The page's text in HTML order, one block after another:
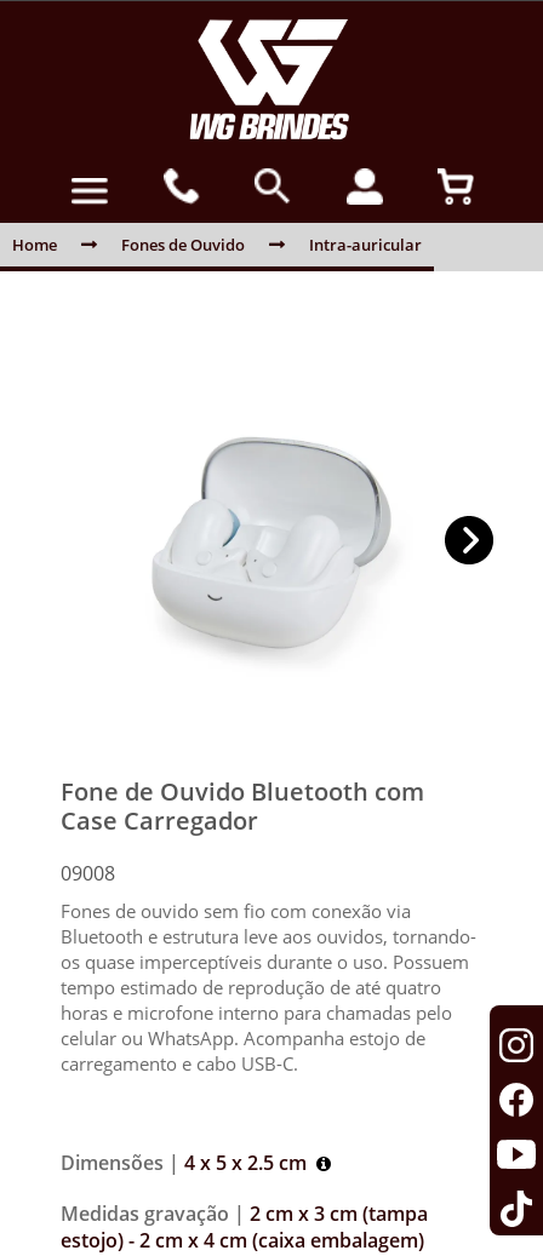
Home Fones de Ouvido Intra-auricular
Fone de Ouvido Bluetooth com
Case Carregador
09008
Fones de ouvido sem fio com conexão via
Bluetooth e estrutura leve aos ouvidos, tornando-
os quase imperceptíveis durante o uso. Possuem
tempo estimado de reprodução de até quatro
horas e microfone interno para chamadas pelo
celular ou WhatsApp. Acompanha estojo de
carregamento e cabo USB-C.
Dimensões | 4 x 5 x 2.5 cm
Medidas gravação | 2 cm x 3 cm (tampa
estojo) - 2 cm x 4 cm (caixa embalagem)